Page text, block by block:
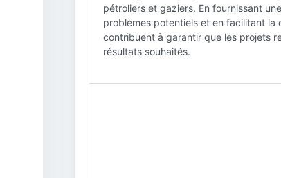
pétroliers et gaziers. En fournissant
problèmes potentiels et en facilitant
contribuent à garantir que les projets
résultats souhaités.